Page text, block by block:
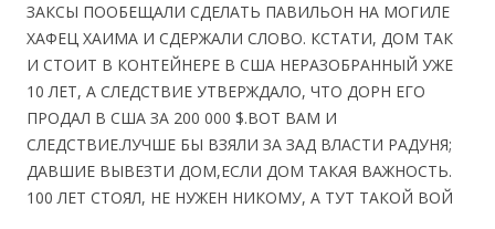
ЗАКСЫ ПООБЕЩАЛИ СДЕЛАТЬ ПАВИЛЬОН НА МОГИЛЕ
ХАФЕЦ ХАИМА И СДЕРЖАЛИ СЛОВО. КСТАТИ, ДОМ ТАК
И СТОИТ В КОНТЕЙНЕРЕ В США НЕРАЗОБРАННЫЙ УЖЕ
10 ЛЕТ, А СЛЕДСТВИЕ УТВЕРЖДАЛО, ЧТО ДОРН ЕГО
ПРОДАЛ В США ЗА 200 000 $.ВОТ ВАМ И
СЛЕДСТВИЕ.ЛУЧШЕ БЫ ВЗЯЛИ ЗА ЗАД ВЛАСТИ РАДУНЯ;
ДАВШИЕ ВЫВЕЗТИ ДОМ,ЕСЛИ ДОМ ТАКАЯ ВАЖНОСТЬ.
100 ЛЕТ СТОЯЛ, НЕ НУЖЕН НИКОМУ, А ТУТ ТАКОЙ ВОЙ